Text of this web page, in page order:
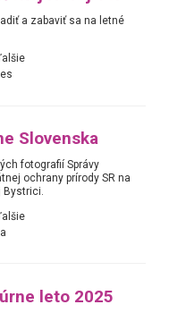
a zabaviť sa na letné
Slovenska
fotografií Správy
ochrany prírody SR na
Bystrici.
leto 2025